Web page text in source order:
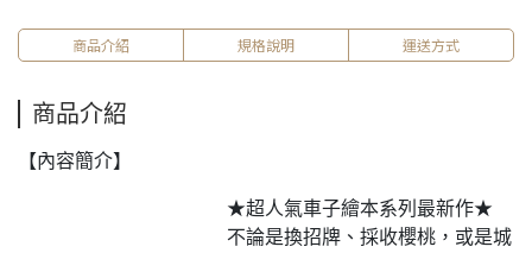
商品介紹 規格說明 運送方式
商品介紹
【內容簡介】
★超人氣車子繪本系列最新作★
不論是換招牌、採收櫻桃，或是城